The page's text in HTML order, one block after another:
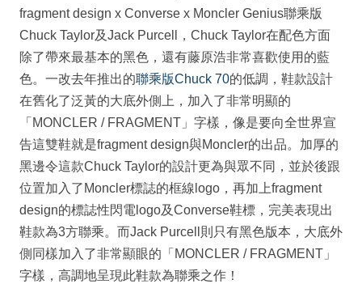
fragment design x Converse x Moncler Genius聯乘版
Chuck Taylor及Jack Purcell，Chuck Taylor在配色方面
除了帶來最基本的黑色，還有藤原浩非常喜歡使用的藍
色。一改去年推出的聯乘版Chuck 70的低調，鞋款設計
在舊化了泛黃的大底外側上，加入了非常明顯的
「MONCLER / FRAGMENT」字樣，像是要向全世界宣
告這雙鞋就是fragment design與Moncler的出品。加厚的
黑邊令這款Chuck Taylor的設計更為與眾不同，並於後跟
位置加入了Moncler標誌的框線logo，再加上fragment
design的標誌性閃電logo及Converse鞋標，完美表現出
鞋款為3方聯乘。而Jack Purcell則只有黑色版本，大底外
側同樣加入了非常顯眼的「MONCLER / FRAGMENT」
字樣，高調地呈現此鞋款為聯乘之作！